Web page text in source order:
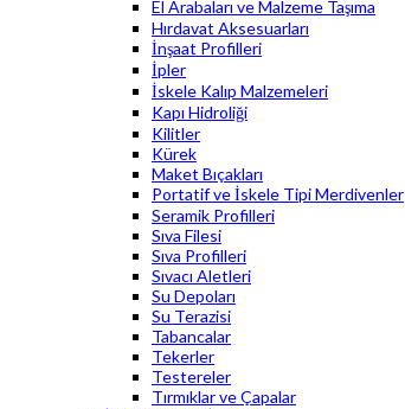
El Arabaları ve Malzeme Taşıma
Hırdavat Aksesuarları
İnşaat Profilleri
İpler
İskele Kalıp Malzemeleri
Kapı Hidroliği
Kilitler
Kürek
Maket Bıçakları
Portatif ve İskele Tipi Merdivenler
Seramik Profilleri
Sıva Filesi
Sıva Profilleri
Sıvacı Aletleri
Su Depoları
Su Terazisi
Tabancalar
Tekerler
Testereler
Tırmıklar ve Çapalar